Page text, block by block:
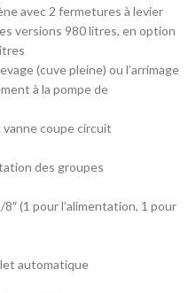
avec 2 fermetures à levier
versions 980 litres, en option
(cuve pleine) ou l’arrimage
à la pompe de
vanne coupe circuit
des groupes
(1 pour l’alimentation, 1 pour
automatique